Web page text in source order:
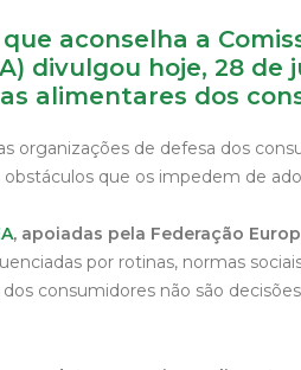
aconselha a
divulgou hoje, 28
alimentares dos
organizações de defesa dos
que os impedem de
, apoiadas pela Federação
por rotinas, normas
consumidores não são